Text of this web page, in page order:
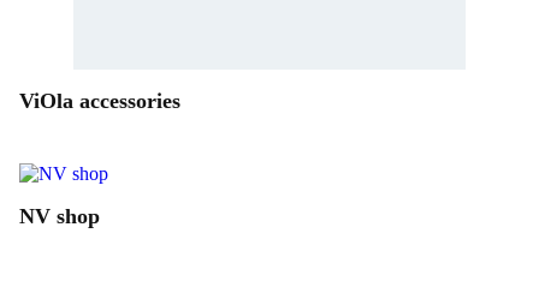
ViOla accessories
NV shop